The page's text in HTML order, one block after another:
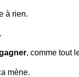
à rien.
, comme tout
mène.